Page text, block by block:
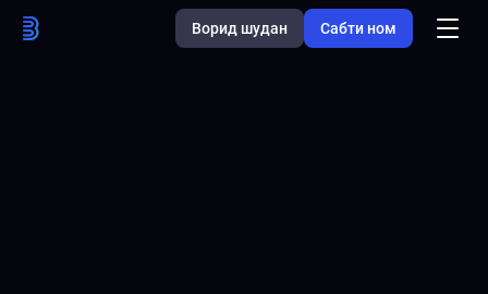
Ворид шудан Сабти ном